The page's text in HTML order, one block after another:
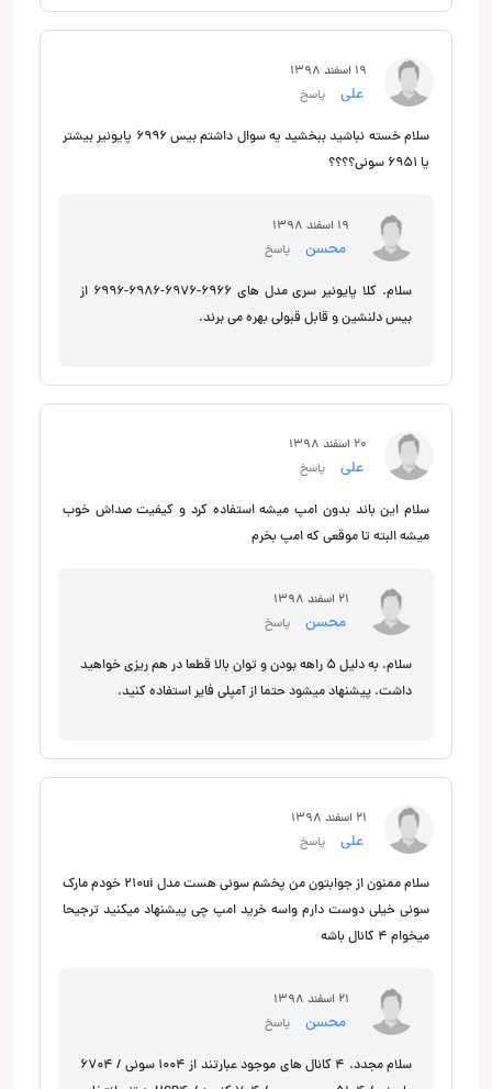
19 اسفند 1398
علی پاسخ
سلام خسته نباشید ببخشید یه سوال داشتم بیس 6996 پایونیر بیشتر
یا 6951 سونی؟؟؟؟
19 اسفند 1398
محسن پاسخ
سلام. کلا پایونیر سری مدل های 6966-6976-6986-6996 از
بیس دلنشین و قابل قبولی بهره می برند.
20 اسفند 1398
علی پاسخ
سلام این باند بدون امپ میشه استفاده کرد و کیفیت صداش خوب
میشه البته تا موقعی که امپ بخرم
21 اسفند 1398
محسن پاسخ
سلام. به دلیل 5 راهه بودن و توان بالا قطعا در هم ریزی خواهید
داشت. پیشنهاد میشود حتما از آمپلی فایر استفاده کنید.
21 اسفند 1398
علی پاسخ
سلام ممنون از جوابتون من پخشم سونی هست مدل ۲۱۰ui خودم مارک
سونی خیلی دوست دارم واسه خرید امپ چی پیشنهاد میکنید ترجیحا
میخوام ۴ کانال باشه
21 اسفند 1398
محسن پاسخ
سلام مجدد. 4 کانال های موجود عبارتند از 1004 سونی / 6704